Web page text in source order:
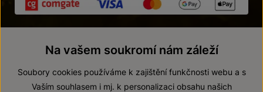
Na vašem soukromí nám záleží
Soubory cookies používáme k zajištění funkčnosti webu a s
Vaším souhlasem i mj. k personalizaci obsahu našich